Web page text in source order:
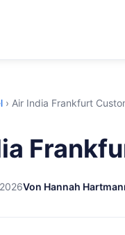
› Air India Frankfurt
Von Hannah